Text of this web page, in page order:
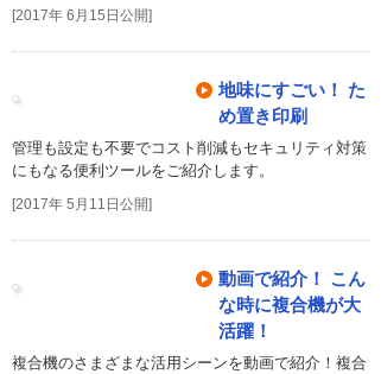
[2017年 6月15日公開]
地味にすごい！ た
め置き印刷
管理も設定も不要でコスト削減もセキュリティ対策
にもなる便利ツールをご紹介します。
[2017年 5月11日公開]
動画で紹介！ こん
な時に複合機が大
活躍！
複合機のさまざまな活用シーンを動画で紹介！複合